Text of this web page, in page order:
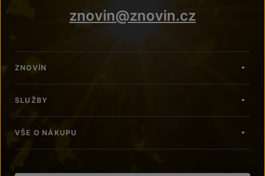
znovin@znovin.cz
ZNOVÍN
SLUŽBY
VŠE O NÁKUPU